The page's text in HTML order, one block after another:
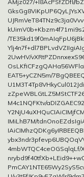
AMjz027/+l8AcPSfZDfI//
/
2UwHV/
EAT5+yCZN5m/
M4c1NQFKtv/
IMiLhB7M/
4mbWTQC4ceOGSqlqLf/